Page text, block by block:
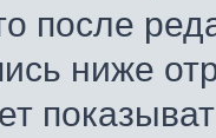
после
ниже